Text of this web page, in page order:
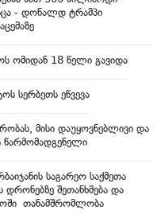
- დონალდ ტრამპი
ომიდან 18 წელი გავიდა
სერბეთს ეწვევა
მისი დაუყოვნებლივი და
წარმომადგენელი
საგარეო საქმეთა
დრონებზე შეთანხმება და
თანამშრომლობა